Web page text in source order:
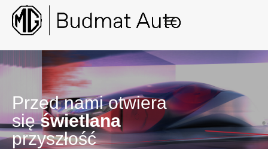
Przed nami otwiera
sięświetlana
przyszłość